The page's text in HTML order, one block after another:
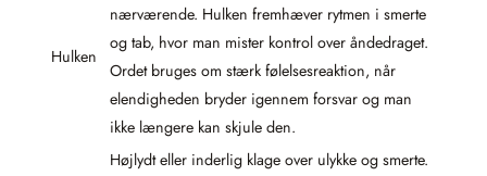
Hulken
nærværende. Hulken fremhæver rytmen i smerte
og tab, hvor man mister kontrol over åndedraget.
Ordet bruges om stærk følelsesreaktion, når
elendigheden bryder igennem forsvar og man
ikke længere kan skjule den.
Højlydt eller inderlig klage over ulykke og smerte.